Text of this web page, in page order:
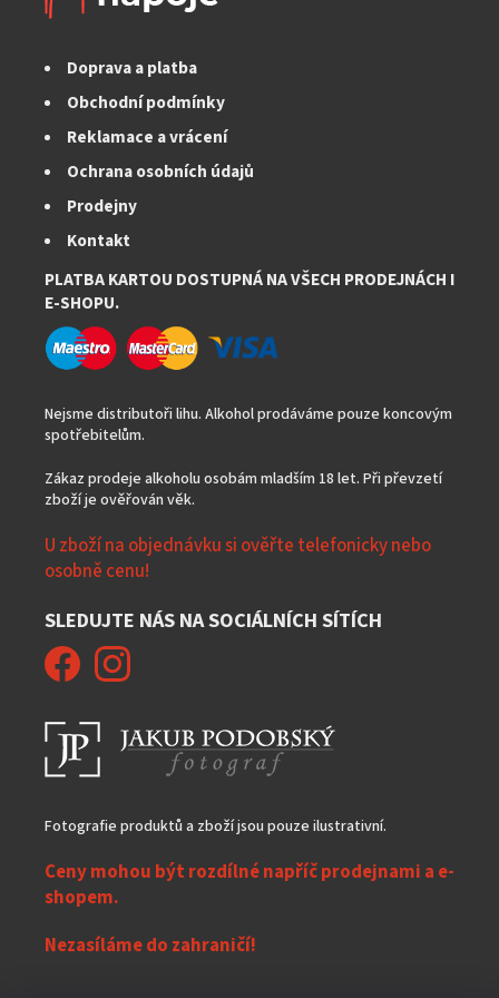
i
s
Doprava a platba
Obchodní podmínky
Reklamace a vrácení
Ochrana osobních údajů
Prodejny
Kontakt
PLATBA KARTOU DOSTUPNÁ NA VŠECH PRODEJNÁCH I
E-SHOPU.
Nejsme distributoři lihu. Alkohol prodáváme pouze koncovým
spotřebitelům.
Zákaz prodeje alkoholu osobám mladším 18 let. Při převzetí
zboží je ověřován věk.
U zboží na objednávku si ověřte telefonicky nebo
osobně cenu!
SLEDUJTE NÁS NA SOCIÁLNÍCH SÍTÍCH
Fotografie produktů a zboží jsou pouze ilustrativní.
Ceny mohou být rozdílné napříč prodejnami a e-
shopem.
Nezasíláme do zahraničí!